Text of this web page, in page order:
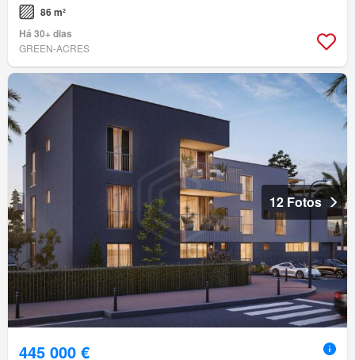
86 m²
Há 30+ dias
GREEN-ACRES
12 Fotos
445 000 €